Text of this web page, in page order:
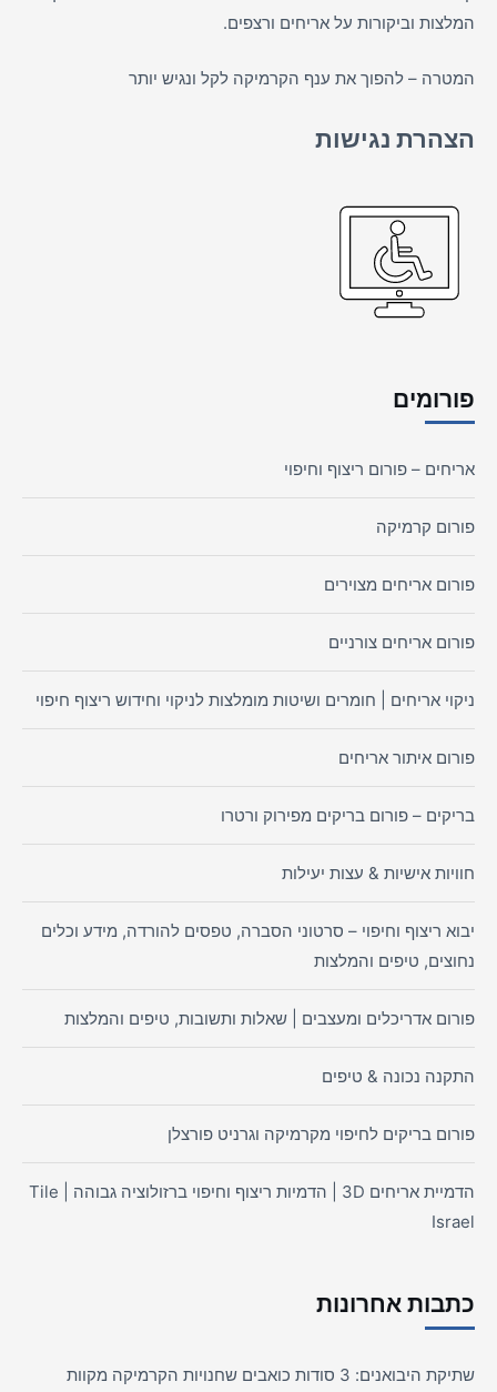
המלצות וביקורות על אריחים ורצפים.
המטרה – להפוך את ענף הקרמיקה לקל ונגיש יותר
הצהרת נגישות
פורומים
אריחים – פורום ריצוף וחיפוי
פורום קרמיקה
פורום אריחים מצוירים
פורום אריחים צורניים
ניקוי אריחים | חומרים ושיטות מומלצות לניקוי וחידוש ריצוף חיפוי
פורום איתור אריחים
בריקים – פורום בריקים מפירוק ורטרו
חוויות אישיות & עצות יעילות
יבוא ריצוף וחיפוי – סרטוני הסברה, טפסים להורדה, מידע וכלים
נחוצים, טיפים והמלצות
פורום אדריכלים ומעצבים | שאלות ותשובות, טיפים והמלצות
התקנה נכונה & טיפים
פורום בריקים לחיפוי מקרמיקה וגרניט פורצלן
הדמיית אריחים 3D | הדמיות ריצוף וחיפוי ברזולוציה גבוהה | Tile
Israel
כתבות אחרונות
שתיקת היבואנים: 3 סודות כואבים שחנויות הקרמיקה מקוות